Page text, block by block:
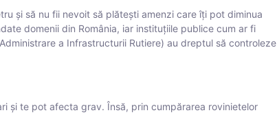
și să nu fii nevoit să plătești amenzi care îți pot diminua
domenii din România, iar instituțiile publice cum ar fi
a Infrastructurii Rutiere) au dreptul să controleze
și te pot afecta grav. Însă, prin cumpărarea rovinietelor